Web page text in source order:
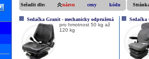
Seřadit dle: názvu ceny kódu
Sedačka Granit - mechanicky odpružená
pro hmotnost 50 kg až
120 kg